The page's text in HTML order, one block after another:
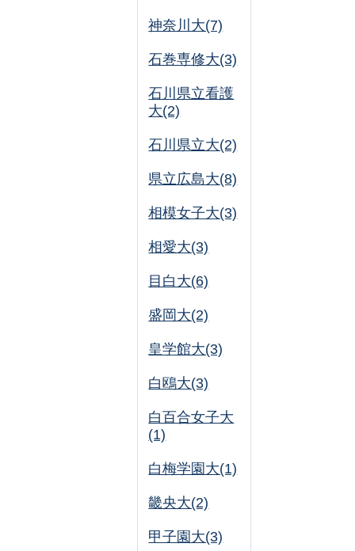
神奈川大(7)
石巻専修大(3)
石川県立看護
大(2)
石川県立大(2)
県立広島大(8)
相模女子大(3)
相愛大(3)
目白大(6)
盛岡大(2)
皇学館大(3)
白鴎大(3)
白百合女子大
(1)
白梅学園大(1)
畿央大(2)
甲子園大(3)